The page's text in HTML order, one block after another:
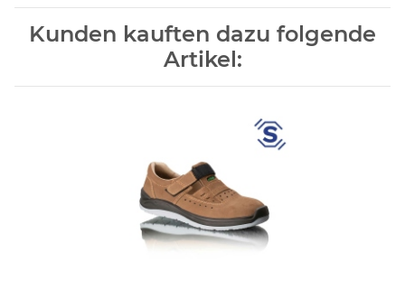
Kunden kauften dazu folgende
Artikel: